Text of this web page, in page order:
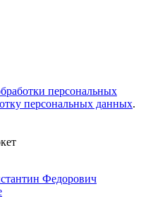
персональных
персональных данных.
Федорович